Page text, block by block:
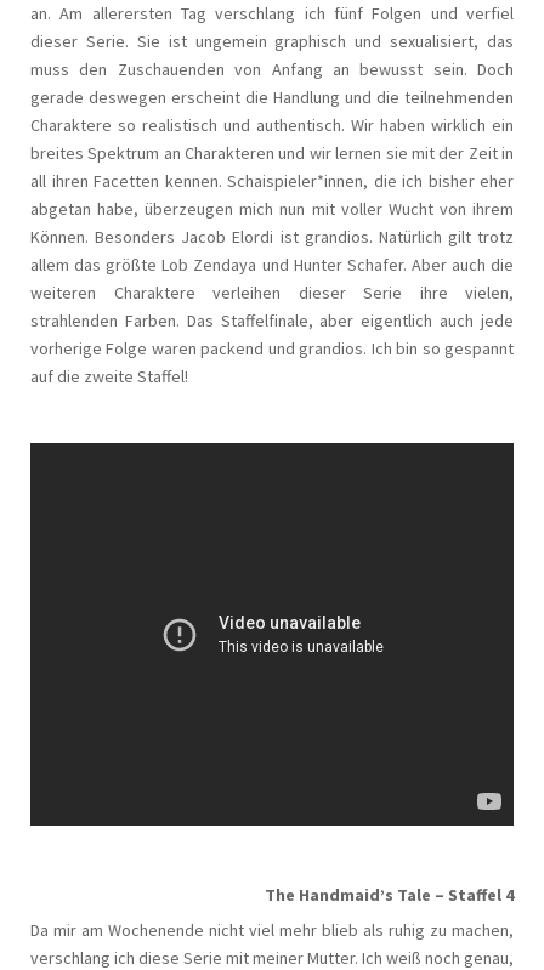
an. Am allerersten Tag verschlang ich fünf Folgen und verfiel
dieser Serie. Sie ist ungemein graphisch und sexualisiert, das
muss den Zuschauenden von Anfang an bewusst sein. Doch
gerade deswegen erscheint die Handlung und die teilnehmenden
Charaktere so realistisch und authentisch. Wir haben wirklich ein
breites Spektrum an Charakteren und wir lernen sie mit der Zeit in
all ihren Facetten kennen. Schaispieler*innen, die ich bisher eher
abgetan habe, überzeugen mich nun mit voller Wucht von ihrem
Können. Besonders Jacob Elordi ist grandios. Natürlich gilt trotz
allem das größte Lob Zendaya und Hunter Schafer. Aber auch die
weiteren Charaktere verleihen dieser Serie ihre vielen,
strahlenden Farben. Das Staffelfinale, aber eigentlich auch jede
vorherige Folge waren packend und grandios. Ich bin so gespannt
auf die zweite Staffel!
The Handmaid’s Tale – Staffel 4
Da mir am Wochenende nicht viel mehr blieb als ruhig zu machen,
verschlang ich diese Serie mit meiner Mutter. Ich weiß noch genau,